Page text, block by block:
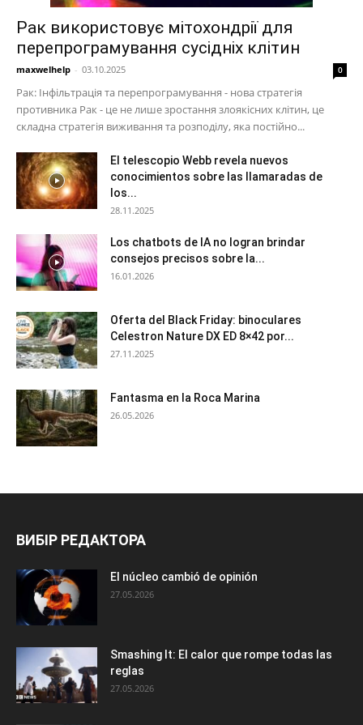
Рак використовує мітохондрії для
перепрограмування сусідніх клітин
maxwelhelp - 03.10.2025 0
Рак: Інфільтрація та перепрограмування - нова стратегія
противника Рак - це не лише зростання злоякісних клітин, це
складна стратегія виживання та розподілу, яка постійно...
El telescopio Webb revela nuevos
conocimientos sobre las llamaradas de
los...
28.11.2025
Los chatbots de IA no logran brindar
consejos precisos sobre la...
16.01.2026
Oferta del Black Friday: binoculares
Celestron Nature DX ED 8×42 por...
27.11.2025
Fantasma en la Roca Marina
26.05.2026
ВИБІР РЕДАКТОРА
El núcleo cambió de opinión
27.05.2026
Smashing It: El calor que rompe todas las
reglas
27.05.2026